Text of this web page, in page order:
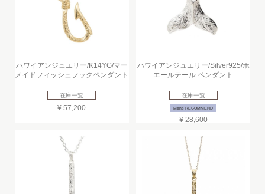
ハワイアンジュエリー/K14YG/マー
メイドフィッシュフックペンダント
在庫一覧
¥ 57,200
ハワイアンジュエリー/Silver925/ホ
エールテール ペンダント
在庫一覧
Mens RECOMMEND
¥ 28,600